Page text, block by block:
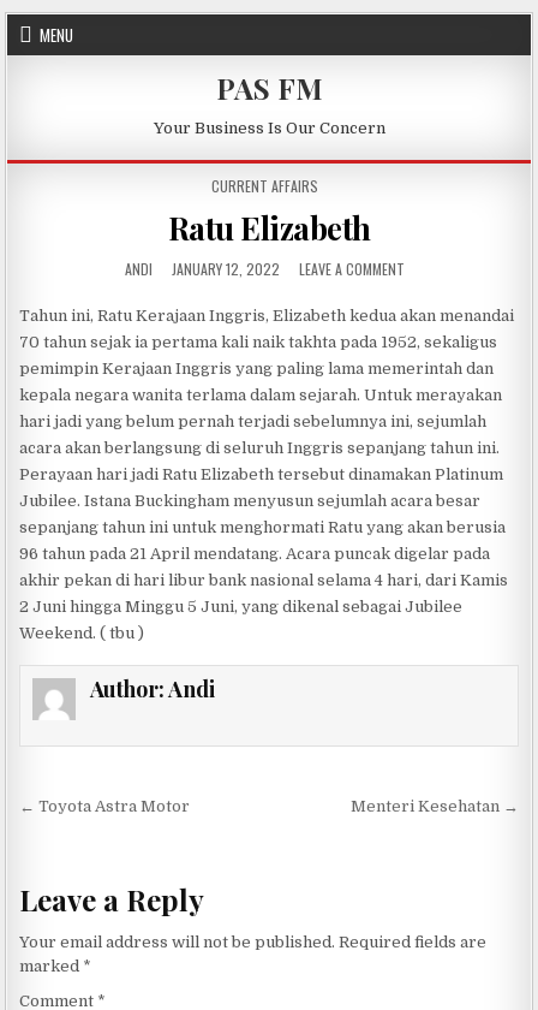
Skip to content
MENU
PAS FM
Your Business Is Our Concern
POSTED IN
CURRENT AFFAIRS
Ratu Elizabeth
AUTHOR:
ANDI PUBLISHED DATE:
JANUARY 12, 2022 LEAVE A COMMENT
Tahun ini, Ratu Kerajaan Inggris, Elizabeth kedua akan menandai
70 tahun sejak ia pertama kali naik takhta pada 1952, sekaligus
pemimpin Kerajaan Inggris yang paling lama memerintah dan
kepala negara wanita terlama dalam sejarah. Untuk merayakan
hari jadi yang belum pernah terjadi sebelumnya ini, sejumlah
acara akan berlangsung di seluruh Inggris sepanjang tahun ini.
Perayaan hari jadi Ratu Elizabeth tersebut dinamakan Platinum
Jubilee. Istana Buckingham menyusun sejumlah acara besar
sepanjang tahun ini untuk menghormati Ratu yang akan berusia
96 tahun pada 21 April mendatang. Acara puncak digelar pada
akhir pekan di hari libur bank nasional selama 4 hari, dari Kamis
2 Juni hingga Minggu 5 Juni, yang dikenal sebagai Jubilee
Weekend. ( tbu )
Author:Andi
Post navigation
← Toyota Astra Motor Menteri Kesehatan →
Leave a Reply
Your email address will not be published. Required fields are
marked *
Comment *